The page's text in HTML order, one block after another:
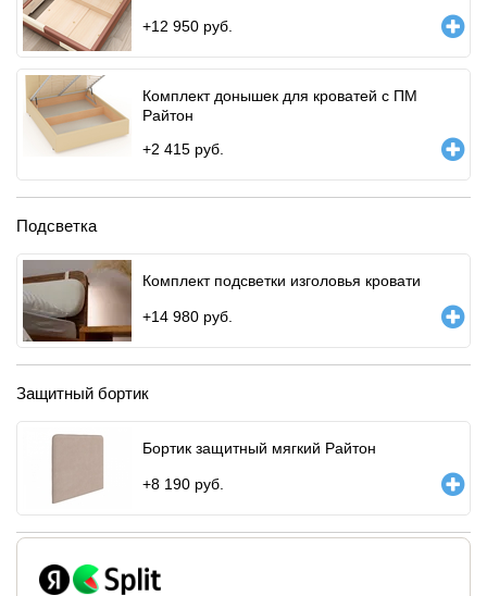
+12 950 руб.
Комплект донышек для кроватей с ПМ
Райтон
+2 415 руб.
Подсветка
Комплект подсветки изголовья кровати
+14 980 руб.
Защитный бортик
Бортик защитный мягкий Райтон
+8 190 руб.